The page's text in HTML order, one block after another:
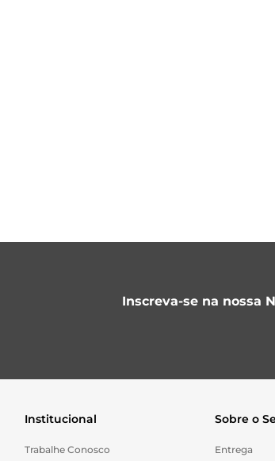
Inscreva-se na nossa
Institucional
Trabalhe Conosco
Sobre o
Entrega